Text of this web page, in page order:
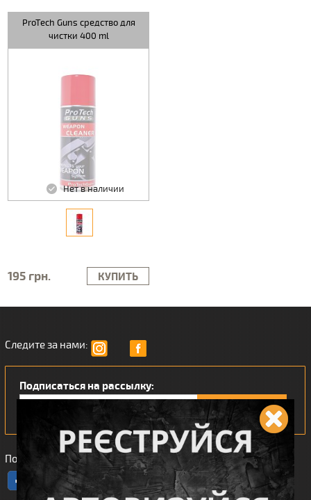
ProTech Guns средство для
чистки 400 ml
Нет в наличии
195 грн. КУПИТЬ
Следите за нами:
Подписаться на рассылку:
Понравился наш интернет магазин?